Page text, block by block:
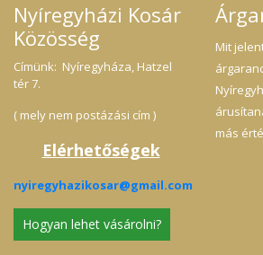
Nyíregyházi Kosár
Közösség
Címünk: Nyíregyháza, Hatzel
tér 7.
( mely nem postázási cím )
Elérhetőségek
nyiregyhazikosar@gmail.com
Hogyan lehet vásárolni?
Mit
más